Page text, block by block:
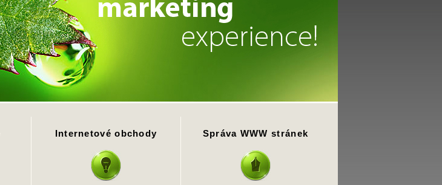
Internetové obchody Správa WWW stránek